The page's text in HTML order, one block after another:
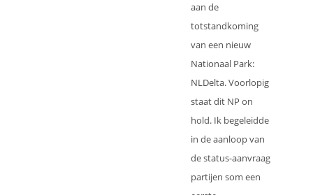
aan de
totstandkoming
van een nieuw
Nationaal Park:
NLDelta. Voorlopig
staat dit NP on
hold. Ik begeleidde
in de aanloop van
de status-aanvraag
partijen som een